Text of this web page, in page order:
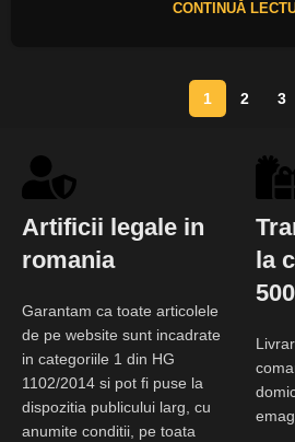
CONTINUĂ
1 2 3
Artificii legale in
romania
Garantam ca toate articolele
de pe website sunt incadrate
in categoriile 1 din HG
1102/2014 si pot fi puse la
dispozitia publicului larg, cu
anumite conditii, pe toata
la